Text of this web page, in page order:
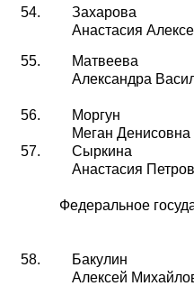
54.
Захарова
Анастасия
55.
Матвеева
Александра
56.
Моргун
Меган Денисовна
57.
Сыркина
Анастасия
Федеральное
58.
Бакулин
Алексей